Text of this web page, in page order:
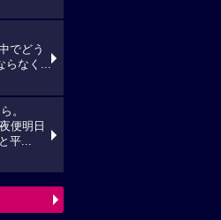
でどう
らなく...
。
便明日
平...